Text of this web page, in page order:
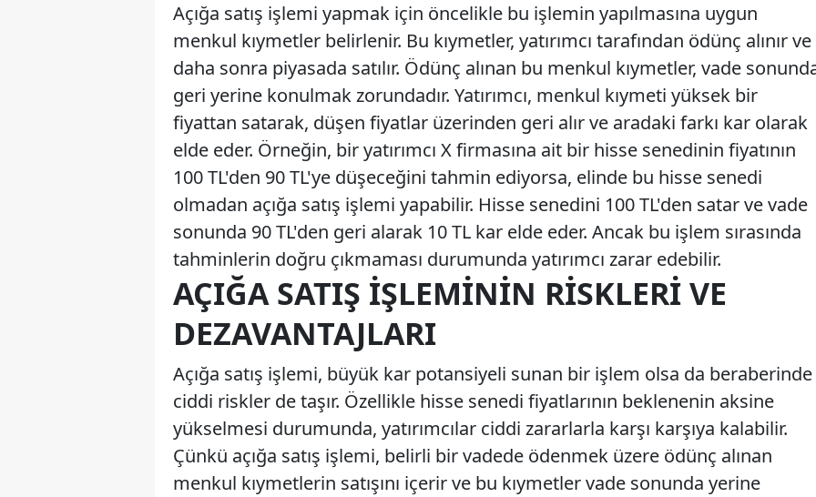
Açığa satış işlemi yapmak için öncelikle bu işlemin yapılmasına uygun
menkul kıymetler belirlenir. Bu kıymetler, yatırımcı tarafından ödünç alınır ve
daha sonra piyasada satılır. Ödünç alınan bu menkul kıymetler, vade
geri yerine konulmak zorundadır. Yatırımcı, menkul kıymeti yüksek bir
fiyattan satarak, düşen fiyatlar üzerinden geri alır ve aradaki farkı kar olarak
elde eder. Örneğin, bir yatırımcı X firmasına ait bir hisse senedinin fiyatının
100 TL'den 90 TL'ye düşeceğini tahmin ediyorsa, elinde bu hisse senedi
olmadan açığa satış işlemi yapabilir. Hisse senedini 100 TL'den satar ve vade
sonunda 90 TL'den geri alarak 10 TL kar elde eder. Ancak bu işlem sırasında
tahminlerin doğru çıkmaması durumunda yatırımcı zarar edebilir.
AÇIĞA SATIŞ İŞLEMININ RISKLERI VE
DEZAVANTAJLARI
Açığa satış işlemi, büyük kar potansiyeli sunan bir işlem olsa da beraberinde
ciddi riskler de taşır. Özellikle hisse senedi fiyatlarının beklenenin aksine
yükselmesi durumunda, yatırımcılar ciddi zararlarla karşı karşıya kalabilir.
Çünkü açığa satış işlemi, belirli bir vadede ödenmek üzere ödünç alınan
menkul kıymetlerin satışını içerir ve bu kıymetler vade sonunda yerine